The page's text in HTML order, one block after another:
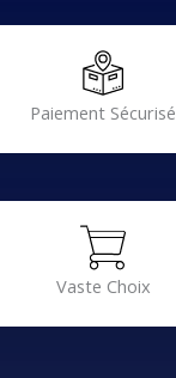
Paiement Sécurisé
Vaste Choix